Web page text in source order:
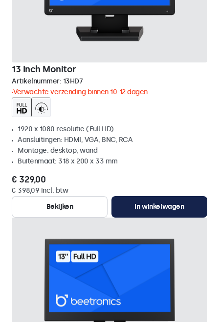
13 Inch Monitor
Artikelnummer: 13HD7
Verwachte verzending binnen 10-12 dagen
1920 x 1080 resolutie (Full HD)
Aansluitingen: HDMI, VGA, BNC, RCA
Montage: desktop, wand
Buitenmaat: 318 x 200 x 33 mm
€ 329,00
€ 398,09 incl. btw
Bekijken
In winkelwagen